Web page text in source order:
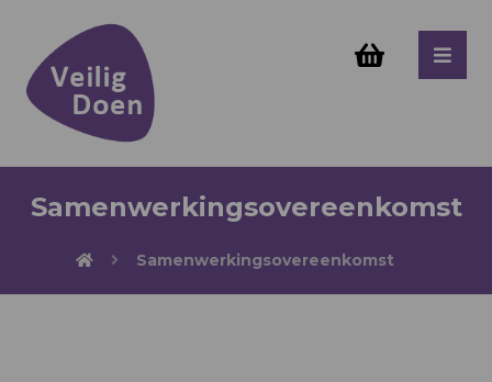
Samenwerkingsovereenkomst
Samenwerkingsovereenkomst